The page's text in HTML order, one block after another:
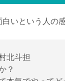
いという人の
北斗担
？